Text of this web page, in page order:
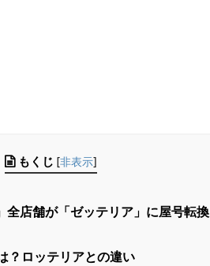
もくじ [非表示]
全店舗が「ゼッテリア」に屋号転換
？ロッテリアとの違い